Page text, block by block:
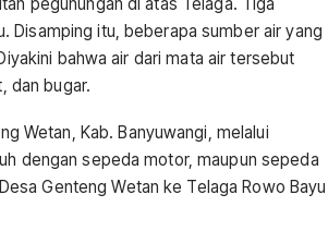
Disamping itu, beberapa sumber air yang
bahwa air dari mata air tersebut
dan bugar.
Wetan, Kab. Banyuwangi, melalui
dengan sepeda motor, maupun sepeda
Genteng Wetan ke Telaga Rowo Bayu